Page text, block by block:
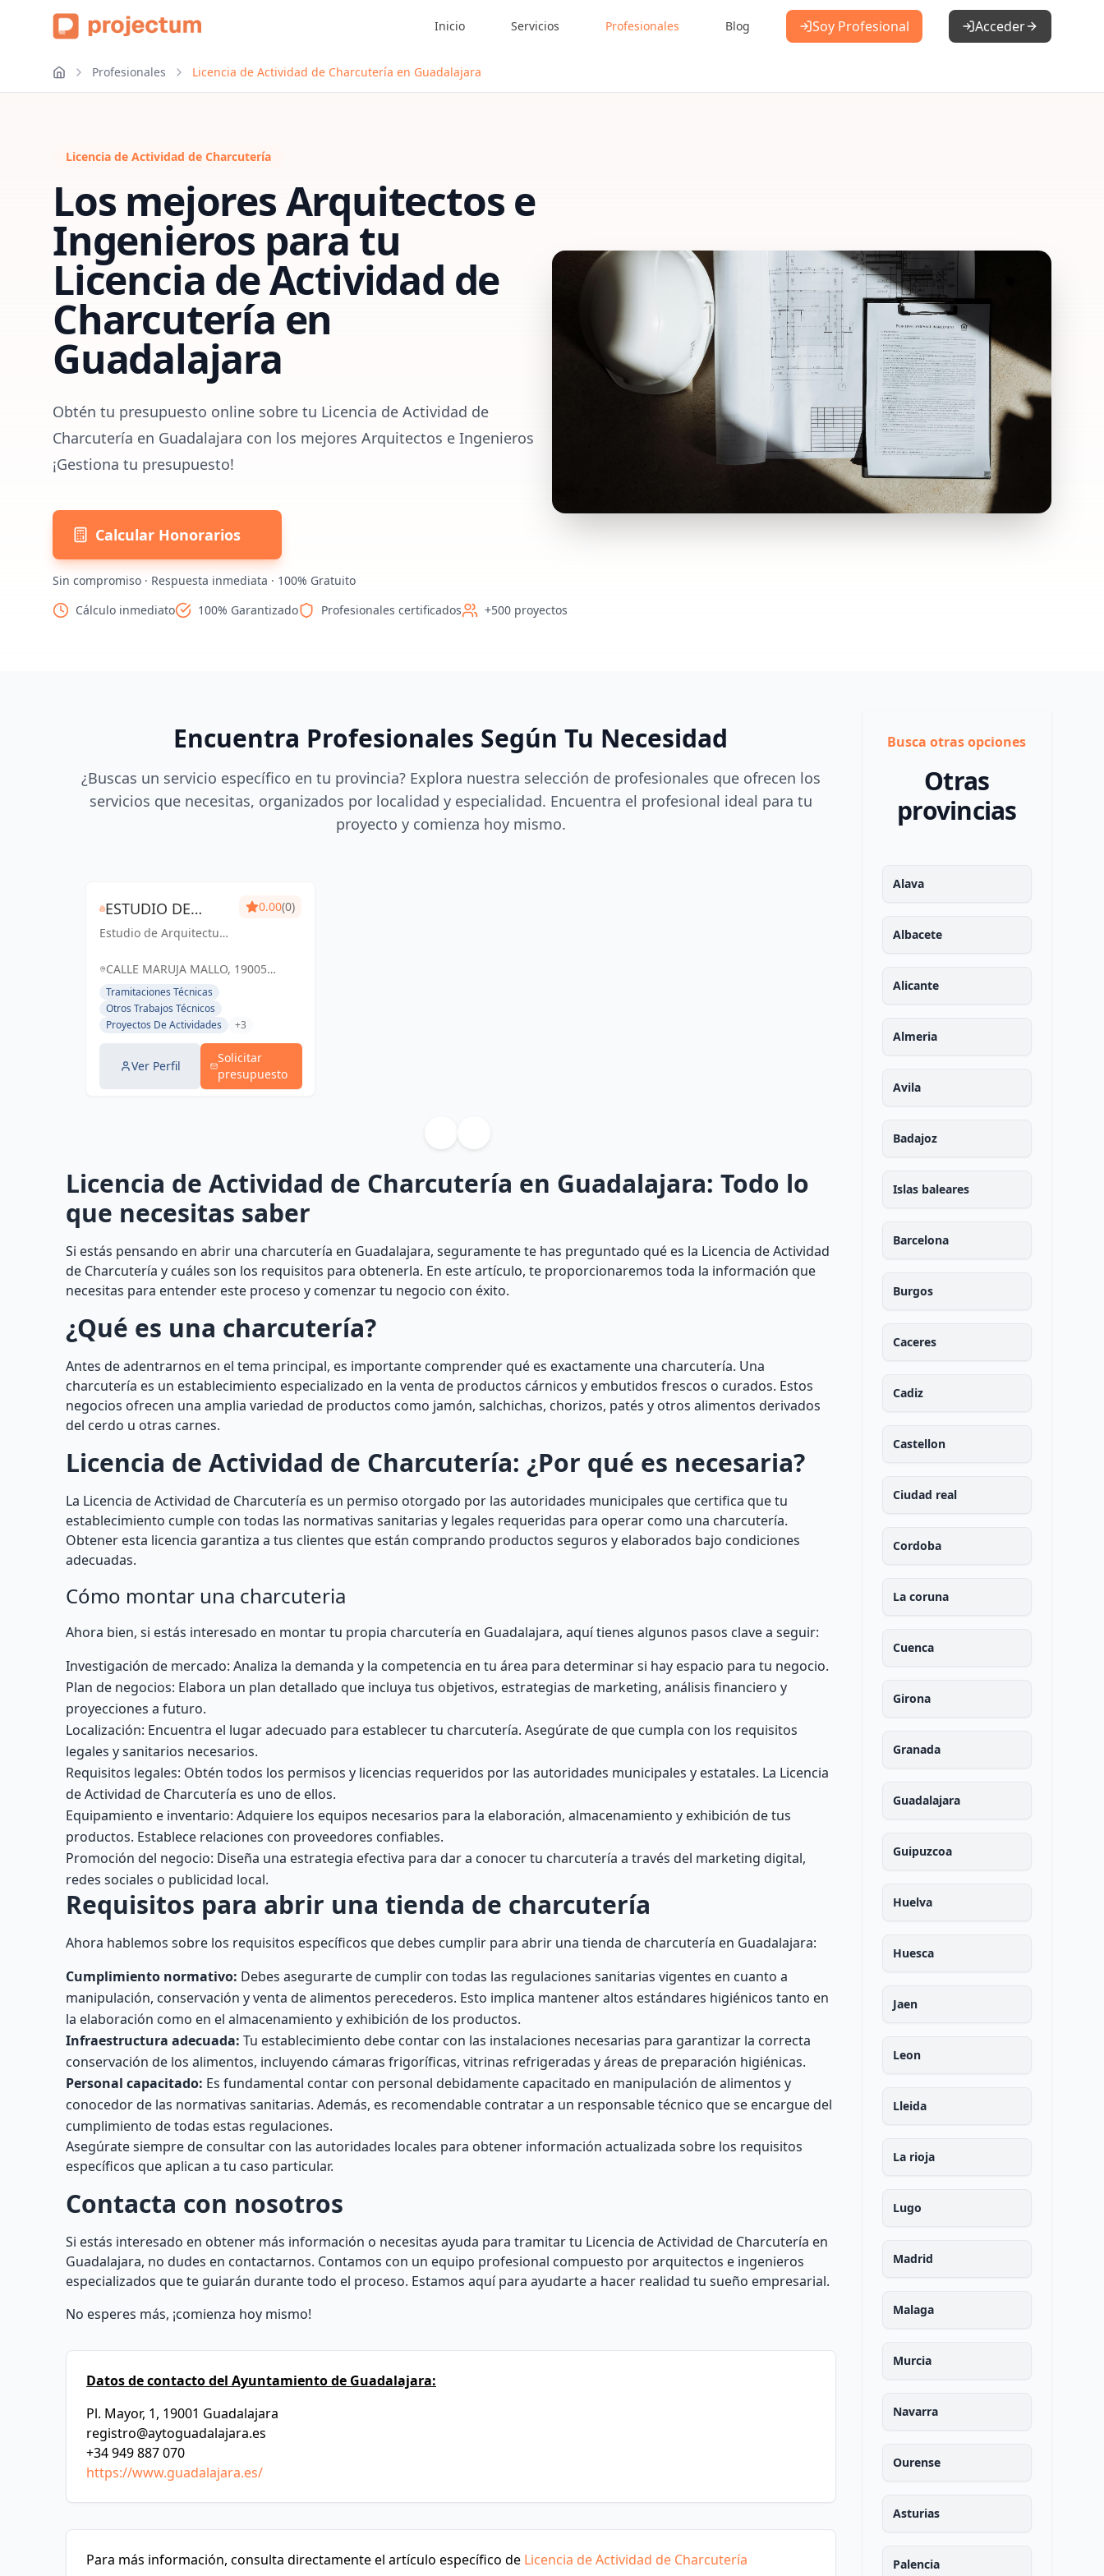
Inicio Servicios Profesionales Blog Soy Profesional Acceder
Profesionales Licencia de Actividad de Charcutería en Guadalajara
Licencia de Actividad de Charcutería
Los mejores Arquitectos e
Ingenieros para tu
Licencia de Actividad de
Charcutería en
Guadalajara
Obtén tu presupuesto online sobre tu Licencia de Actividad de
Charcutería en Guadalajara con los mejores Arquitectos e Ingenieros
¡Gestiona tu presupuesto!
Calcular Honorarios
Sin compromiso · Respuesta inmediata · 100% Gratuito
Cálculo inmediato
100% Garantizado Profesionales certificados +500 proyectos
Encuentra Profesionales Según Tu Necesidad
¿Buscas un servicio específico en tu provincia? Explora nuestra selección de profesionales que ofrecen los
servicios que necesitas, organizados por localidad y especialidad. Encuentra el profesional ideal para tu
proyecto y comienza hoy mismo.
ESTUDIO DE
ARQUITECTURA
TÉCNICA GC
Estudio de Arquitectura
espacios inspiradores y
transforman la vida de
las personas.
0.00(0)
CALLE MARUJA MALLO, 19005
GUADALAJARA, ESPAÑA, España
Tramitaciones Técnicas
Otros Trabajos Técnicos
Proyectos De Actividades
+3
Ver Perfil
Solicitar
presupuesto
Licencia de Actividad de Charcutería en Guadalajara: Todo lo
que necesitas saber
Si estás pensando en abrir una charcutería en Guadalajara, seguramente te has preguntado qué es la Licencia de Actividad
de Charcutería y cuáles son los requisitos para obtenerla. En este artículo, te proporcionaremos toda la información que
necesitas para entender este proceso y comenzar tu negocio con éxito.
¿Qué es una charcutería?
Antes de adentrarnos en el tema principal, es importante comprender qué es exactamente una charcutería. Una
charcutería es un establecimiento especializado en la venta de productos cárnicos y embutidos frescos o curados. Estos
negocios ofrecen una amplia variedad de productos como jamón, salchichas, chorizos, patés y otros alimentos derivados
del cerdo u otras carnes.
Licencia de Actividad de Charcutería: ¿Por qué es necesaria?
La Licencia de Actividad de Charcutería es un permiso otorgado por las autoridades municipales que certifica que tu
establecimiento cumple con todas las normativas sanitarias y legales requeridas para operar como una charcutería.
Obtener esta licencia garantiza a tus clientes que están comprando productos seguros y elaborados bajo condiciones
adecuadas.
Cómo montar una charcuteria
Ahora bien, si estás interesado en montar tu propia charcutería en Guadalajara, aquí tienes algunos pasos clave a seguir:
Investigación de mercado: Analiza la demanda y la competencia en tu área para determinar si hay espacio para tu negocio.
Plan de negocios: Elabora un plan detallado que incluya tus objetivos, estrategias de marketing, análisis financiero y
proyecciones a futuro.
Localización: Encuentra el lugar adecuado para establecer tu charcutería. Asegúrate de que cumpla con los requisitos
legales y sanitarios necesarios.
Requisitos legales: Obtén todos los permisos y licencias requeridos por las autoridades municipales y estatales. La Licencia
de Actividad de Charcutería es uno de ellos.
Equipamiento e inventario: Adquiere los equipos necesarios para la elaboración, almacenamiento y exhibición de tus
productos. Establece relaciones con proveedores confiables.
Promoción del negocio: Diseña una estrategia efectiva para dar a conocer tu charcutería a través del marketing digital,
redes sociales o publicidad local.
Requisitos para abrir una tienda de charcutería
Ahora hablemos sobre los requisitos específicos que debes cumplir para abrir una tienda de charcutería en Guadalajara:
Cumplimiento normativo: Debes asegurarte de cumplir con todas las regulaciones sanitarias vigentes en cuanto a
manipulación, conservación y venta de alimentos perecederos. Esto implica mantener altos estándares higiénicos tanto en
la elaboración como en el almacenamiento y exhibición de los productos.
Infraestructura adecuada: Tu establecimiento debe contar con las instalaciones necesarias para garantizar la correcta
conservación de los alimentos, incluyendo cámaras frigoríficas, vitrinas refrigeradas y áreas de preparación higiénicas.
Personal capacitado: Es fundamental contar con personal debidamente capacitado en manipulación de alimentos y
conocedor de las normativas sanitarias. Además, es recomendable contratar a un responsable técnico que se encargue del
cumplimiento de todas estas regulaciones.
Asegúrate siempre de consultar con las autoridades locales para obtener información actualizada sobre los requisitos
específicos que aplican a tu caso particular.
Contacta con nosotros
Si estás interesado en obtener más información o necesitas ayuda para tramitar tu Licencia de Actividad de Charcutería en
Guadalajara, no dudes en contactarnos. Contamos con un equipo profesional compuesto por arquitectos e ingenieros
especializados que te guiarán durante todo el proceso. Estamos aquí para ayudarte a hacer realidad tu sueño empresarial.
No esperes más, ¡comienza hoy mismo!
Datos de contacto del Ayuntamiento de Guadalajara:
Pl. Mayor, 1, 19001 Guadalajara
registro@aytoguadalajara.es
+34 949 887 070
https://www.guadalajara.es/
Para más información, consulta directamente el artículo específico de Licencia de Actividad de Charcutería
Busca otras opciones
Otras
provincias
Alava
Albacete
Alicante
Almeria
Avila
Badajoz
Islas baleares
Barcelona
Burgos
Caceres
Cadiz
Castellon
Ciudad real
Cordoba
La coruna
Cuenca
Girona
Granada
Guadalajara
Guipuzcoa
Huelva
Huesca
Jaen
Leon
Lleida
La rioja
Lugo
Madrid
Malaga
Murcia
Navarra
Ourense
Asturias
Palencia